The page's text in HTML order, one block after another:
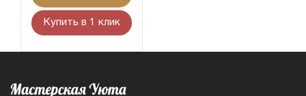
Купить в 1 клик